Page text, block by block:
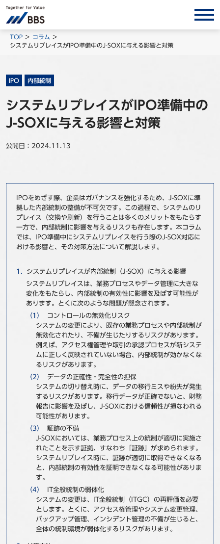
BBSグループネットワーク サステナビリティ 企業情報
株主・投資家情報 採用情報
サービス/ソリューション
インサイト
コラム
BBS Group News
出版書籍
事例
ニュース
お問い合わせ
TOP
コラム
システムリプレイスがIPO準備中のJ-SOXに与える影響と対策
IPO 内部統制
システムリプレイスがIPO準備中の
J-SOXに与える影響と対策
公開日：2024.11.13
IPOをめざす際、企業はガバナンスを強化するため、J-SOXに準
拠した内部統制の整備が不可欠です。この過程で、システムのリ
プレイス（交換や刷新）を行うことは多くのメリットをもたらす
一方で、内部統制に影響を与えるリスクも存在します。本コラム
では、IPO準備中にシステムリプレイスを行う際のJ-SOX対応に
おける影響と、その対策方法について解説します。
システムリプレイスが内部統制（J-SOX）に与える影響
システムリプレイスは、業務プロセスやデータ管理に大きな
変化をもたらし、内部統制の有効性に影響を及ぼす可能性が
あります。とくに次のような問題が懸念されます。
コントロールの無効化リスク
システムの変更により、既存の業務プロセスや内部統制が
無効化されたり、不備が生じたりするリスクがあります。
例えば、アクセス権管理や取引の承認プロセスが新システ
ムに正しく反映されていない場合、内部統制が効かなくな
るリスクがあります。
データの正確性・完全性の担保
システムの切り替え時に、データの移行ミスや紛失が発生
するリスクがあります。移行データが正確でないと、財務
報告に影響を及ぼし、J-SOXにおける信頼性が損なわれる
可能性があります。
証跡の不備
J-SOXにおいては、業務プロセス上の統制が適切に実施さ
れたことを示す証拠、すなわち「証跡」が求められます。
システムリプレイス時に、証跡が適切に取得できなくなる
と、内部統制の有効性を証明できなくなる可能性がありま
す。
IT全般統制の弱体化
システムの変更は、IT全般統制（ITGC）の再評価を必要
とします。とくに、アクセス権管理やシステム変更管理、
バックアップ管理、インシデント管理の不備が生じると、
全体の統制環境が弱体化するリスクがあります。